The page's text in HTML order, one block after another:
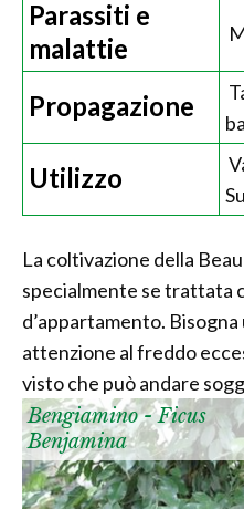
Parassiti e
malattie
Propagazione
Utilizzo
La coltivazione della
specialmente se trattata
d’appartamento.
attenzione al freddo
visto che può andare
Bengiamino - Ficus
Benjamina